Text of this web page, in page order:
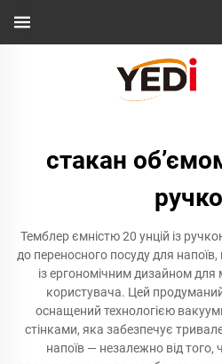
стакан
Темблер ємністю 20 унцій із
до переносного посуду для
із ергономічним дизайном для
користувача. Цей
оснащений технологією
стінками, яка забезпечує
напоїв — незалежно від того,